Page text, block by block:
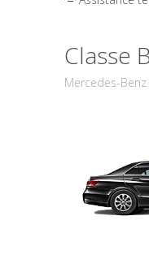
Classe
Mercedes-